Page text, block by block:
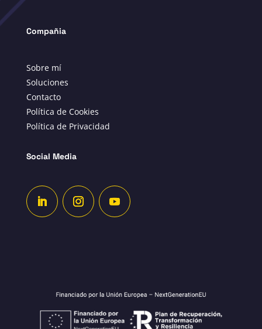
Compañia
Sobre mí
Soluciones
Contacto
Política de Cookies
Política de Privacidad
Social Media